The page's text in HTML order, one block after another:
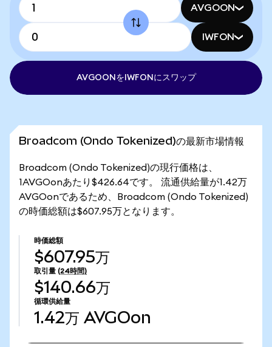
AVGOON
IWFON
AVGOONをIWFONにスワップ
Broadcom (Ondo Tokenized)の最新市場情報
Broadcom (Ondo Tokenized)の現行価格は、
1AVGOonあたり$426.64です。 流通供給量が1.42万
AVGOonであるため、Broadcom (Ondo Tokenized)
の時価総額は$607.95万となります。
時価総額
$607.95万
取引量 (24時間)
$140.66万
循環供給量
1.42万 AVGOon